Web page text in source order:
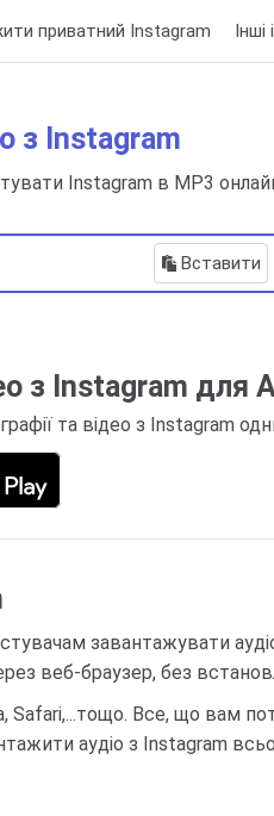
приватний Instagram
з Instagram
Instagram в MP3
Вставити
з Instagram для
та відео з Instagram
завантажувати
веб-браузер, без
Все, що вам
аудіо з Instagram